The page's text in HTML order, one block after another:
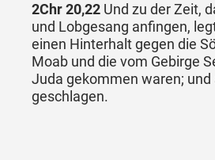
2Chr 20,22 Und zu der Zeit,
und Lobgesang anfingen,
einen Hinterhalt gegen die
Moab und die vom Gebirge
Juda gekommen waren; und
geschlagen.